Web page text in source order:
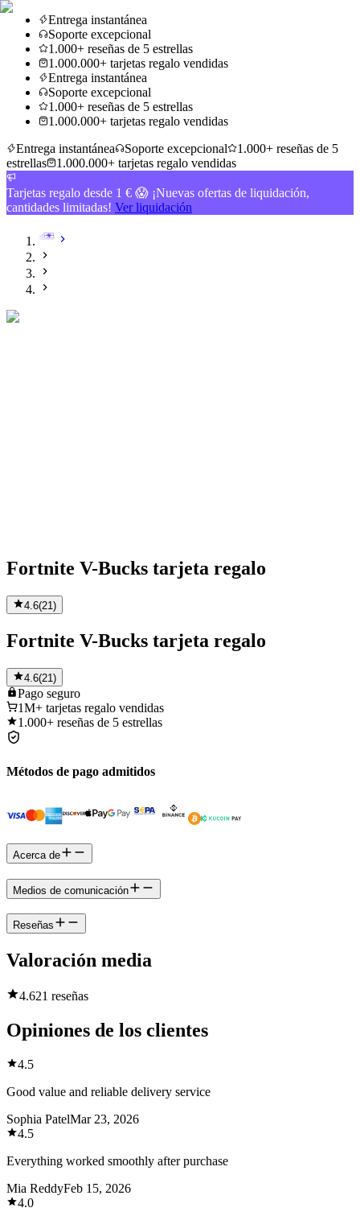
Entrega instantánea
Soporte excepcional
1.000+ reseñas de 5 estrellas
1.000.000+ tarjetas regalo vendidas
Entrega instantánea
Soporte excepcional
1.000+ reseñas de 5 estrellas
1.000.000+ tarjetas regalo vendidas
Entrega instantánea
Soporte excepcional
1.000+ reseñas de 5
estrellas
1.000.000+ tarjetas regalo vendidas
Tarjetas regalo desde 1 € 😱 ¡Nuevas ofertas de liquidación,
cantidades limitadas! Ver liquidación
Fortnite V-Bucks tarjeta regalo
4.6(21 )
Fortnite V-Bucks tarjeta regalo
4.6(21)
Pago seguro
1M+ tarjetas regalo vendidas
1.000+ reseñas de 5 estrellas
Métodos de pago admitidos
Acerca de
Medios de comunicación
Reseñas
Valoración media
4.621 reseñas
Opiniones de los clientes
4.5
Good value and reliable delivery service
Sophia PatelMar 23, 2026
4.5
Everything worked smoothly after purchase
Mia ReddyFeb 15, 2026
4.0